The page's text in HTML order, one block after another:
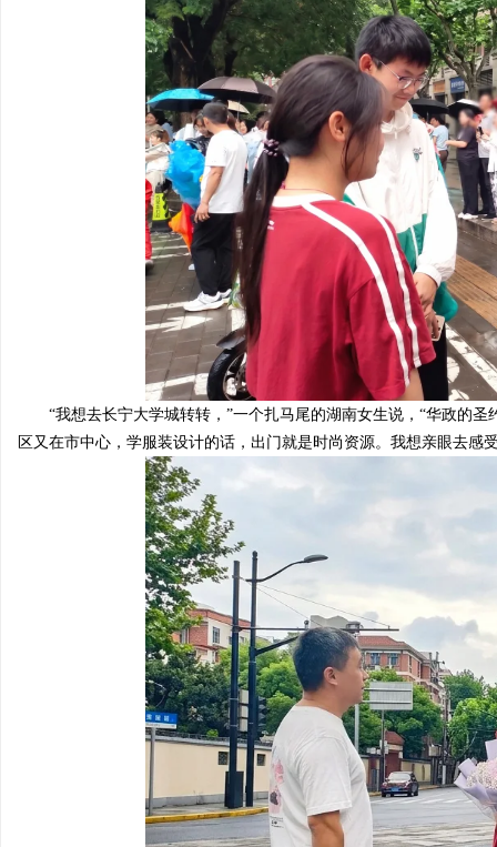
“我想去长宁大学城转转，”一个扎马尾的湖南女生说，“华政的圣
区又在市中心，学服装设计的话，出门就是时尚资源。我想亲眼去感